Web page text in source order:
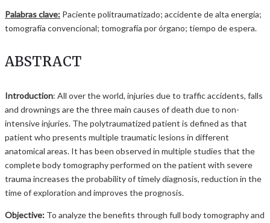
Palabras clave: Paciente politraumatizado; accidente de alta energía;
tomografía convencional; tomografía por órgano; tiempo de espera.
ABSTRACT
Introduction: All over the world, injuries due to traffic accidents, falls
and drownings are the three main causes of death due to non-
intensive injuries. The polytraumatized patient is defined as that
patient who presents multiple traumatic lesions in different
anatomical areas. It has been observed in multiple studies that the
complete body tomography performed on the patient with severe
trauma increases the probability of timely diagnosis, reduction in the
time of exploration and improves the prognosis.
Objective: To analyze the benefits through full body tomography and